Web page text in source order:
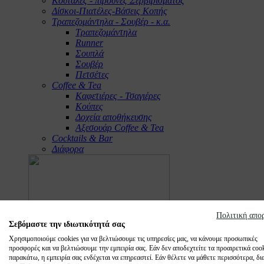
Δίσκοι-Πιατέλες-Βάσεις Κοπής
Τραπεζομάντηλα - Σουβέρ - κ.α.
Τραπεζομάντηλα
Runner
Σουπλά
Σουβέρ
Πετσέτες
Coffee & Tea
Καφετιέρες - Τσαγιέρες
Κούπες
Δοχεία αποθήκευσης
Αξεσουάρ Coffee & Tea
Cocktails & Bar
Διάφορα
Πολιτική
Σεβόμαστε την ιδιωτικότητά σας
Χρησιμοποιούμε cookies για να βελτιώσουμε τις υπηρεσίες μας, να κάνουμε προσωπικές
προσφορές και να βελτιώσουμε την εμπειρία σας. Εάν δεν αποδεχτείτε τα προαιρετικά
παρακάτω, η εμπειρία σας ενδέχεται να επηρεαστεί. Εάν θέλετε να μάθετε περισσότερα,